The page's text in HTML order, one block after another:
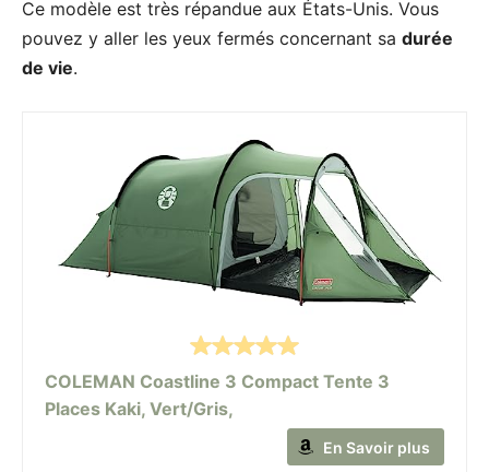
Ce modèle est très répandue aux États-Unis. Vous
pouvez y aller les yeux fermés concernant sa durée
de vie.
COLEMAN Coastline 3 Compact Tente 3
Places Kaki, Vert/Gris,
En Savoir plus